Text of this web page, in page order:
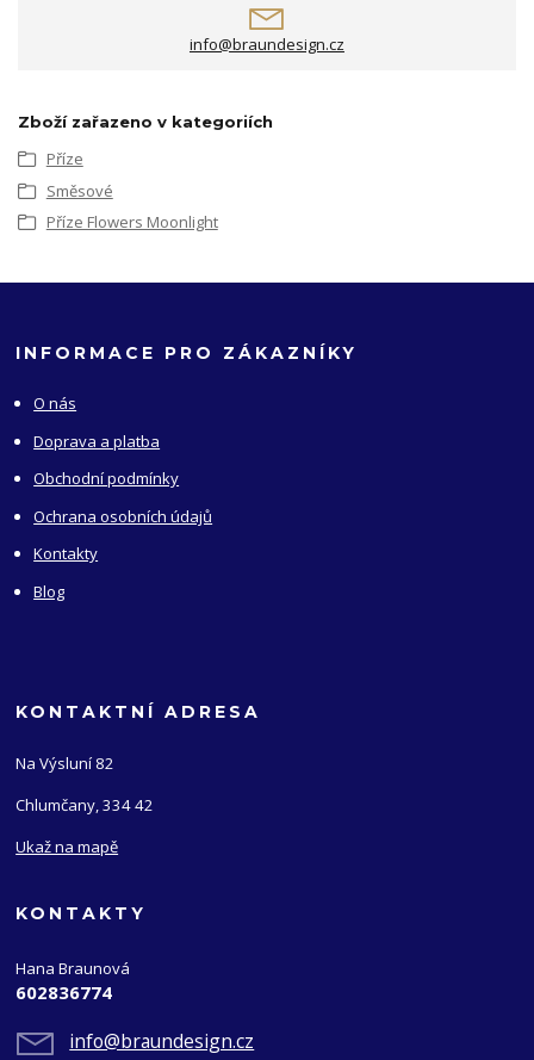
info@braundesign.cz
Zboží zařazeno v kategoriích
Příze
Směsové
Příze Flowers Moonlight
INFORMACE PRO ZÁKAZNÍKY
O nás
Doprava a platba
Obchodní podmínky
Ochrana osobních údajů
Kontakty
Blog
KONTAKTNÍ ADRESA
Na Výsluní 82
Chlumčany, 334 42
Ukaž na mapě
KONTAKTY
Hana Braunová
602836774
info@braundesign.cz